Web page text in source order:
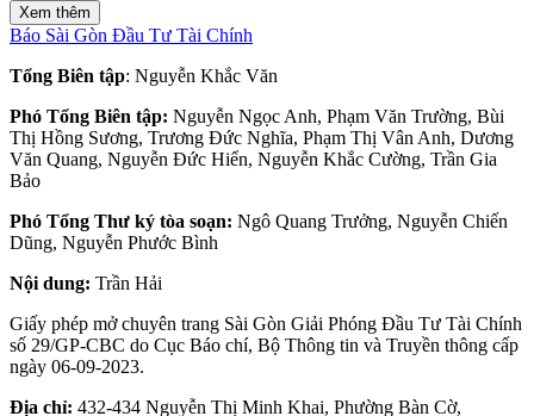
Xem thêm
Báo Sài Gòn Đầu Tư Tài Chính
Tổng Biên tập: Nguyễn Khắc Văn
Phó Tổng Biên tập: Nguyễn Ngọc Anh, Phạm Văn Trường, Bùi
Thị Hồng Sương, Trương Đức Nghĩa, Phạm Thị Vân Anh, Dương
Văn Quang, Nguyễn Đức Hiển, Nguyễn Khắc Cường, Trần Gia
Bảo
Phó Tổng Thư ký tòa soạn: Ngô Quang Trưởng, Nguyễn Chiến
Dũng, Nguyễn Phước Bình
Nội dung: Trần Hải
Giấy phép mở chuyên trang Sài Gòn Giải Phóng Đầu Tư Tài Chính
số 29/GP-CBC do Cục Báo chí, Bộ Thông tin và Truyền thông cấp
ngày 06-09-2023.
Địa chỉ: 432-434 Nguyễn Thị Minh Khai, Phường Bàn Cờ,